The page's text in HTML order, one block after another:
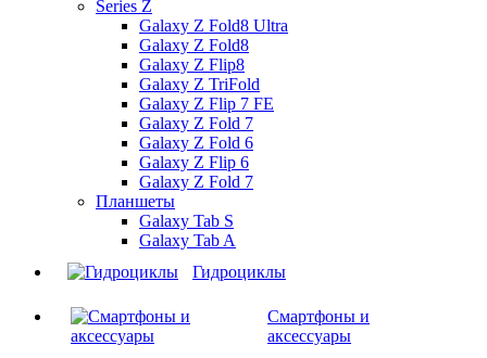
Series Z
Galaxy Z Fold8 Ultra
Galaxy Z Fold8
Galaxy Z Flip8
Galaxy Z TriFold
Galaxy Z Flip 7 FE
Galaxy Z Fold 7
Galaxy Z Fold 6
Galaxy Z Flip 6
Galaxy Z Fold 7
Планшеты
Galaxy Tab S
Galaxy Tab A
Гидроциклы
Смартфоны и
аксессуары